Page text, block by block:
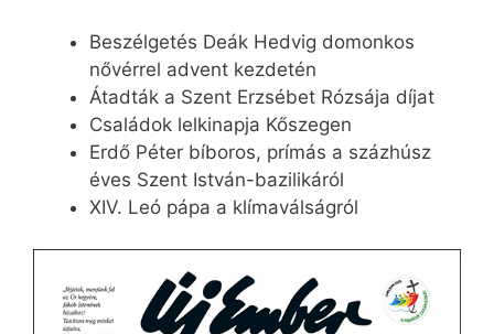
Beszélgetés Deák Hedvig domonkos
nővérrel advent kezdetén
Átadták a Szent Erzsébet Rózsája díjat
Családok lelkinapja Kőszegen
Erdő Péter bíboros, prímás a százhúsz
éves Szent István-bazilikáról
XIV. Leó pápa a klímaválságról